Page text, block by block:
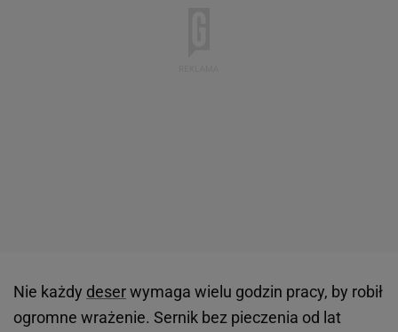
Nie każdy deserwymaga wielu godzin pracy, by robił
ogromne wrażenie. Sernik bez pieczenia od lat